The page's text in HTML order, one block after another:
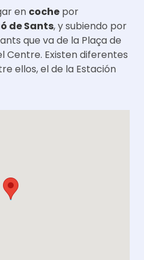
en coche por
de Sants, y subiendo por
que va de la Plaça de
Centre. Existen diferentes
ellos, el de la Estación